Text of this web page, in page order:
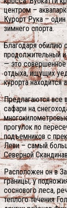
центром –
Курорт Рука –
зимнего спорта.
Благодаря обилию
продолжительный
— это совершенное
отдыха, ищущих
курорта находится
Предлагаются все
сафари на
прогулок по
подъемников с
Леви – самый
Северной
Расположен он в
границы, у
соснового леса,
теплого течения